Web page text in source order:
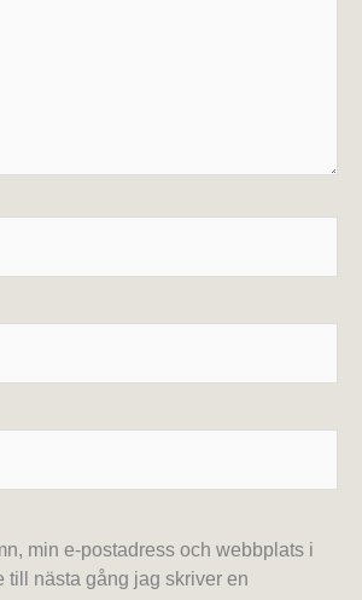
min e-postadress och webbplats i
till nästa gång jag skriver en